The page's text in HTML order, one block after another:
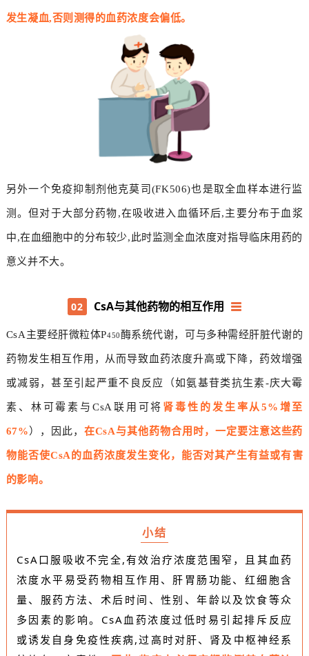
发生凝血,否则测得的血药浓度会偏低。
另外一个免疫抑制剂他克莫司(FK506)也是取全血样本进行监
测。但对于大部分药物,在吸收进入血循环后,主要分布于血浆
中,在血细胞中的分布较少,此时监测全血浓度对指导临床用药的
意义并不大。
02 CsA与其他药物的相互作用
CsA主要经肝微粒体P450 酶系统代谢，可与多种需经肝脏代谢的
药物发生相互作用，从而导致血药浓度升高或下降，药效增强
或减弱，甚至引起严重不良反应（如氨基苷类抗生素-庆大霉
素、林可霉素与CsA联用可将 肾毒性的发生率从5%增至
67% ），因此， 在CsA与其他药物合用时，一定要注意这些药
物能否使CsA的血药浓度发生变化，能否对其产生有益或有害
的影响。
小结
CsA口服吸收不完全,有效治疗浓度范围窄，且其血药
浓度水平易受药物相互作用、肝胃肠功能、红细胞含
量、服药方法、术后时间、性别、年龄以及饮食等众
多因素的影响。CsA血药浓度过低时易引起排斥反应
或诱发自身免疫性疾病,过高时对肝、肾及中枢神经系